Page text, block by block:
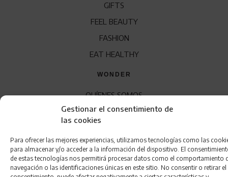
Gestionar el consentimiento de
las cookies
Para ofrecer las mejores experiencias, utilizamos tecnologías como las
para almacenar y/o acceder a la información del dispositivo. El
de estas tecnologías nos permitirá procesar datos como el comportamiento
navegación o las identificaciones únicas en este sitio. No consentir o retirar el
GIFTS
FEEL BEAUTY
FASHION
EAT HEALTHY
WONDER
QUÍENES SOMOS
CONTACTO